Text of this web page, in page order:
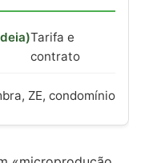
Tarifa e
contrato
ZE, condomínio